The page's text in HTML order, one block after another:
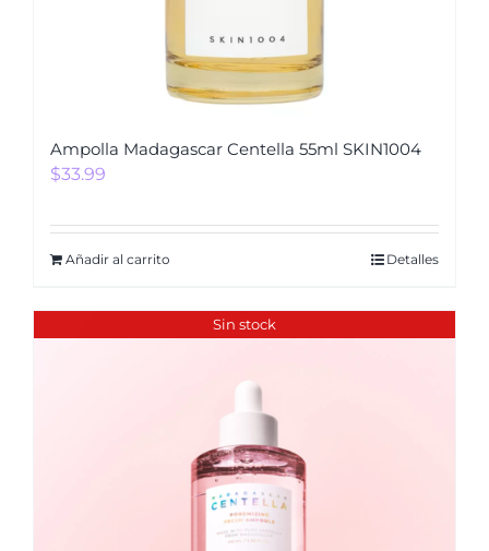
Ampolla Madagascar Centella 55ml SKIN1004
$33.99
Añadir al carrito Detalles
Sin stock